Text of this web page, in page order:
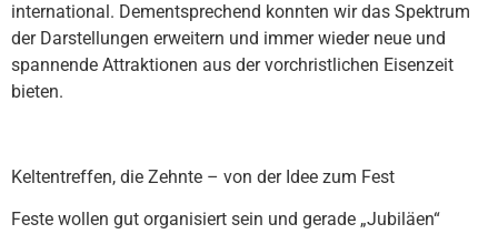
international. Dementsprechend konnten wir das Spektrum
der Darstellungen erweitern und immer wieder neue und
spannende Attraktionen aus der vorchristlichen Eisenzeit
bieten.
Keltentreffen, die Zehnte – von der Idee zum Fest
Feste wollen gut organisiert sein und gerade „Jubiläen“